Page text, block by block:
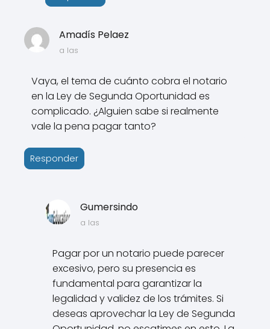
Amadís Pelaez
a las
Vaya, el tema de cuánto cobra el notario
en la Ley de Segunda Oportunidad es
complicado. ¿Alguien sabe si realmente
vale la pena pagar tanto?
Responder
Gumersindo
a las
Pagar por un notario puede parecer
excesivo, pero su presencia es
fundamental para garantizar la
legalidad y validez de los trámites. Si
deseas aprovechar la Ley de Segunda